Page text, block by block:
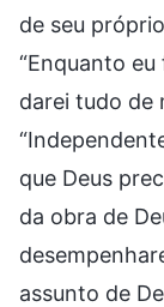
de seu
“Enquanto
darei tudo de
que Deus
da obra de
assunto de